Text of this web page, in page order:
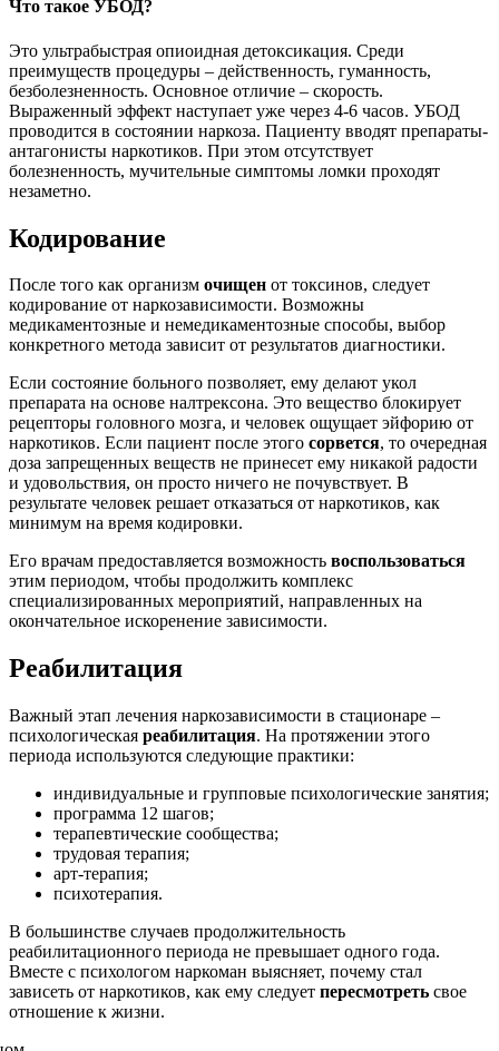
Что такое УБОД?
Это ультрабыстрая опиоидная детоксикация. Среди
преимуществ процедуры – действенность, гуманность,
безболезненность. Основное отличие – скорость.
Выраженный эффект наступает уже через 4-6 часов. УБОД
проводится в состоянии наркоза. Пациенту вводят препараты-
антагонисты наркотиков. При этом отсутствует
болезненность, мучительные симптомы ломки проходят
незаметно.
Кодирование
После того как организм очищен от токсинов, следует
кодирование от наркозависимости. Возможны
медикаментозные и немедикаментозные способы, выбор
конкретного метода зависит от результатов диагностики.
Если состояние больного позволяет, ему делают укол
препарата на основе налтрексона. Это вещество блокирует
рецепторы головного мозга, и человек ощущает эйфорию от
наркотиков. Если пациент после этого сорвется, то очередная
доза запрещенных веществ не принесет ему никакой радости
и удовольствия, он просто ничего не почувствует. В
результате человек решает отказаться от наркотиков, как
минимум на время кодировки.
Его врачам предоставляется возможность воспользоваться
этим периодом, чтобы продолжить комплекс
специализированных мероприятий, направленных на
окончательное искоренение зависимости.
Реабилитация
Важный этап лечения наркозависимости в стационаре –
психологическая реабилитация. На протяжении этого
периода используются следующие практики:
индивидуальные и групповые психологические занятия;
программа 12 шагов;
терапевтические сообщества;
трудовая терапия;
арт-терапия;
психотерапия.
В большинстве случаев продолжительность
реабилитационного периода не превышает одного года.
Вместе с психологом наркоман выясняет, почему стал
зависеть от наркотиков, как ему следует пересмотреть свое
отношение к жизни.